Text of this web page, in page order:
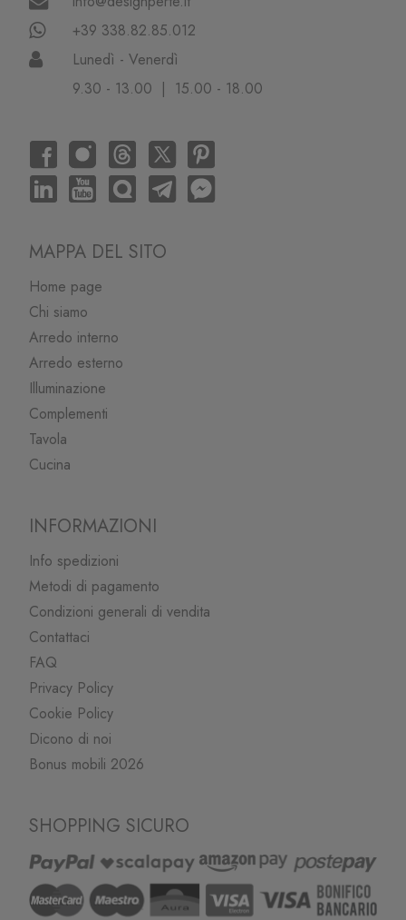
+39 338.82.85.012
Lunedì - Venerdì
9.30 - 13.00 | 15.00 - 18.00
MAPPA DEL SITO
Home page
Chi siamo
Arredo interno
Arredo esterno
Illuminazione
Complementi
Tavola
Cucina
INFORMAZIONI
Info spedizioni
Metodi di pagamento
Condizioni generali di vendita
Contattaci
FAQ
Privacy Policy
Cookie Policy
Dicono di noi
Bonus mobili 2026
SHOPPING SICURO